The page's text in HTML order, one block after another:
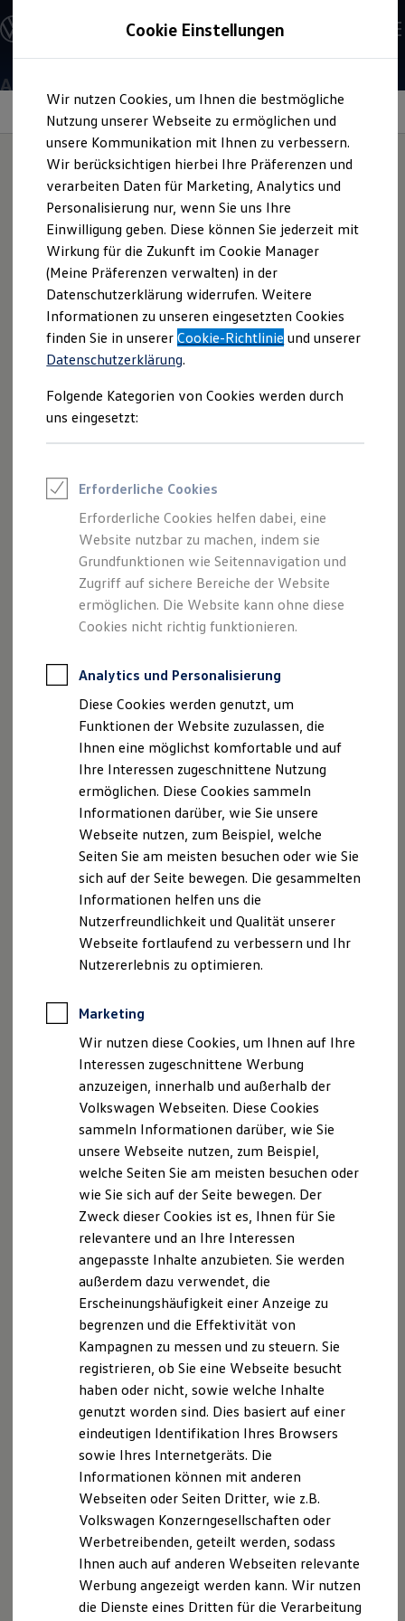
Hauptinhalt
springen
Footer
springen
Offene Stellen entdecken
Einstiegsmöglichkeiten
Schüler
Schülerpraktikum
Schüler Ferienjobs
Einstiegsqualifizierung
Studenten
Praktikum
Abschlussarbeit
Master-Stipendium
Auslandspraktikum
Jobs in Semesterferien
Werkstudentin / Werkstudent
Absolventen
StartUp Direct
Doktorandenprogramm
Volontariat
Berufserfahrene
Direkteinstieg
Jobs in der Volkswagen Group
Jobs in Produktion und Logistik
Talentpool für Fach- und Führungsexpertinnen
Arbeiten bei VW
Was uns ausmacht
Wir bei Volkswagen
Onboarding und Einarbeitung
Unternehmensbereiche
Standorte
Verhaltensgrundsätze
Karriere Magazin
Talentpool
Deine Bewerbung
Onlinebewerbung: So geht's
Bewerbungstipps
Eine Absage - was nun?
Anreise zu Interview oder AC
Kontakt und Hilfe
Barrierefrei bewerben
Triff unsere Recruiter
Events
Ausbildung
Produktions­technologe
(w/m/d)
Starte deine Ausbildung als Produktionstechnologin /
Produktionstechnologen (w/m/d). Sichere dir deinen
Ausbildungsplatz.
3 MinutenLesezeit
Einstiegsmöglichkeiten Schüler
Ausbildung
Produktionstechnologe (w/m/d)
Hinweis: Auf dieser Seite geht es im Detail um den
Ausbildungsberuf Produktions­technologe(w/m/d).
Wenn du mehr zur Ausbildung bei Volkswagen
erfahren möchtest, klicke bittehier
Kurz notiert
Diese Ausbildung bieten wir an in:
Wird derzeit nicht angeboten
Bewerbungszeitraum:
ggf. 01.07.2027 bis 30.04.2028
Beginn: ggf. September 2028
Information
Ablauf der Bewerbung:
So einfach bewirbst du
dich für eine Ausbildung
oder das duales Studium
Deine Bewerbung für eine Ausbildung oder das duale
Studium bei
Volkswagen
Welche das sind, erfährst du hier:
Schritt 1:Gib deinen Daten ein
Für eine Bewerbung benötigst du ein Bewerberprofil
diesem gibst du zunächst deine Kontaktdaten an, damit wir
dich erreichen können. Anschließend kannst du hier deine
persönlichen Daten und Qualifikationen angeben. Das Profil
mit deinen Angaben kannst du natürlich jederzeit
bearbeiten oder auch wieder löschen.
Solltest du dich auf mehrere Ausbildungsberufe
immer nur dieselbe E-Mail Adresse.
Schritt 2:Lade deine Unterlagen
Im zweiten Schritt lädst du Zeugnisse und deinen Lebenslauf
hoch. Auch dein optionales Motivationsschreiben (auch
Anschreiben genannt) fügst du hier hinzu. Auf deiner
Profilseite kannst du deine Dokumente übrigens auch
nachträglich jederzeit ergänzen oder durch neuere
Versionen ersetzen. Praktisch: Die neuen Dokumente
werden automatisch für all deine Bewerbungen
übernommen.
Übersicht: diese Anlagen solltest du mitschicken
Cookie Einstellungen
Wir nutzen Cookies, um Ihnen die bestmögliche
Nutzung unserer Webseite zu ermöglichen und
unsere Kommunikation mit Ihnen zu verbessern.
Wir berücksichtigen hierbei Ihre Präferenzen und
verarbeiten Daten für Marketing, Analytics und
Personalisierung nur, wenn Sie uns Ihre
Einwilligung geben. Diese können Sie jederzeit mit
Wirkung für die Zukunft im Cookie Manager
(Meine Präferenzen verwalten) in der
Datenschutzerklärung widerrufen. Weitere
Informationen zu unseren eingesetzten Cookies
finden Sie in unsererCookie-Richtlinie und unserer
Datenschutzerklärung.
Folgende Kategorien von Cookies werden durch
uns eingesetzt:
Erforderliche Cookies
Erforderliche Cookies helfen dabei, eine
Website nutzbar zu machen, indem sie
Grundfunktionen wie Seitennavigation und
Zugriff auf sichere Bereiche der Website
ermöglichen. Die Website kann ohne diese
Cookies nicht richtig funktionieren.
Analytics und Personalisierung
Diese Cookies werden genutzt, um
Funktionen der Website zuzulassen, die
Ihnen eine möglichst komfortable und auf
Ihre Interessen zugeschnittene Nutzung
ermöglichen. Diese Cookies sammeln
Informationen darüber, wie Sie unsere
Webseite nutzen, zum Beispiel, welche
Seiten Sie am meisten besuchen oder wie Sie
sich auf der Seite bewegen. Die gesammelten
Informationen helfen uns die
Nutzerfreundlichkeit und Qualität unserer
Webseite fortlaufend zu verbessern und Ihr
Nutzererlebnis zu optimieren.
Marketing
Wir nutzen diese Cookies, um Ihnen auf Ihre
Interessen zugeschnittene Werbung
anzuzeigen, innerhalb und außerhalb der
Volkswagen Webseiten. Diese Cookies
sammeln Informationen darüber, wie Sie
unsere Webseite nutzen, zum Beispiel,
welche Seiten Sie am meisten besuchen oder
wie Sie sich auf der Seite bewegen. Der
Zweck dieser Cookies ist es, Ihnen für Sie
relevantere und an Ihre Interessen
angepasste Inhalte anzubieten. Sie werden
außerdem dazu verwendet, die
Erscheinungshäufigkeit einer Anzeige zu
begrenzen und die Effektivität von
Kampagnen zu messen und zu steuern. Sie
registrieren, ob Sie eine Webseite besucht
haben oder nicht, sowie welche Inhalte
genutzt worden sind. Dies basiert auf einer
eindeutigen Identifikation Ihres Browsers
sowie Ihres Internetgeräts. Die
Informationen können mit anderen
Webseiten oder Seiten Dritter, wie z.B.
Volkswagen Konzerngesellschaften oder
Werbetreibenden, geteilt werden, sodass
Ihnen auch auf anderen Webseiten relevante
Werbung angezeigt werden kann. Wir nutzen
die Dienste eines Dritten für die Verarbeitung